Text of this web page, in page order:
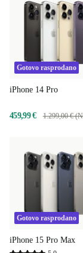
Gotovo rasprodano
iPhone 14 Pro
459,99 € 1.299,00 €
Gotovo rasprodano
iPhone 15 Pro Max